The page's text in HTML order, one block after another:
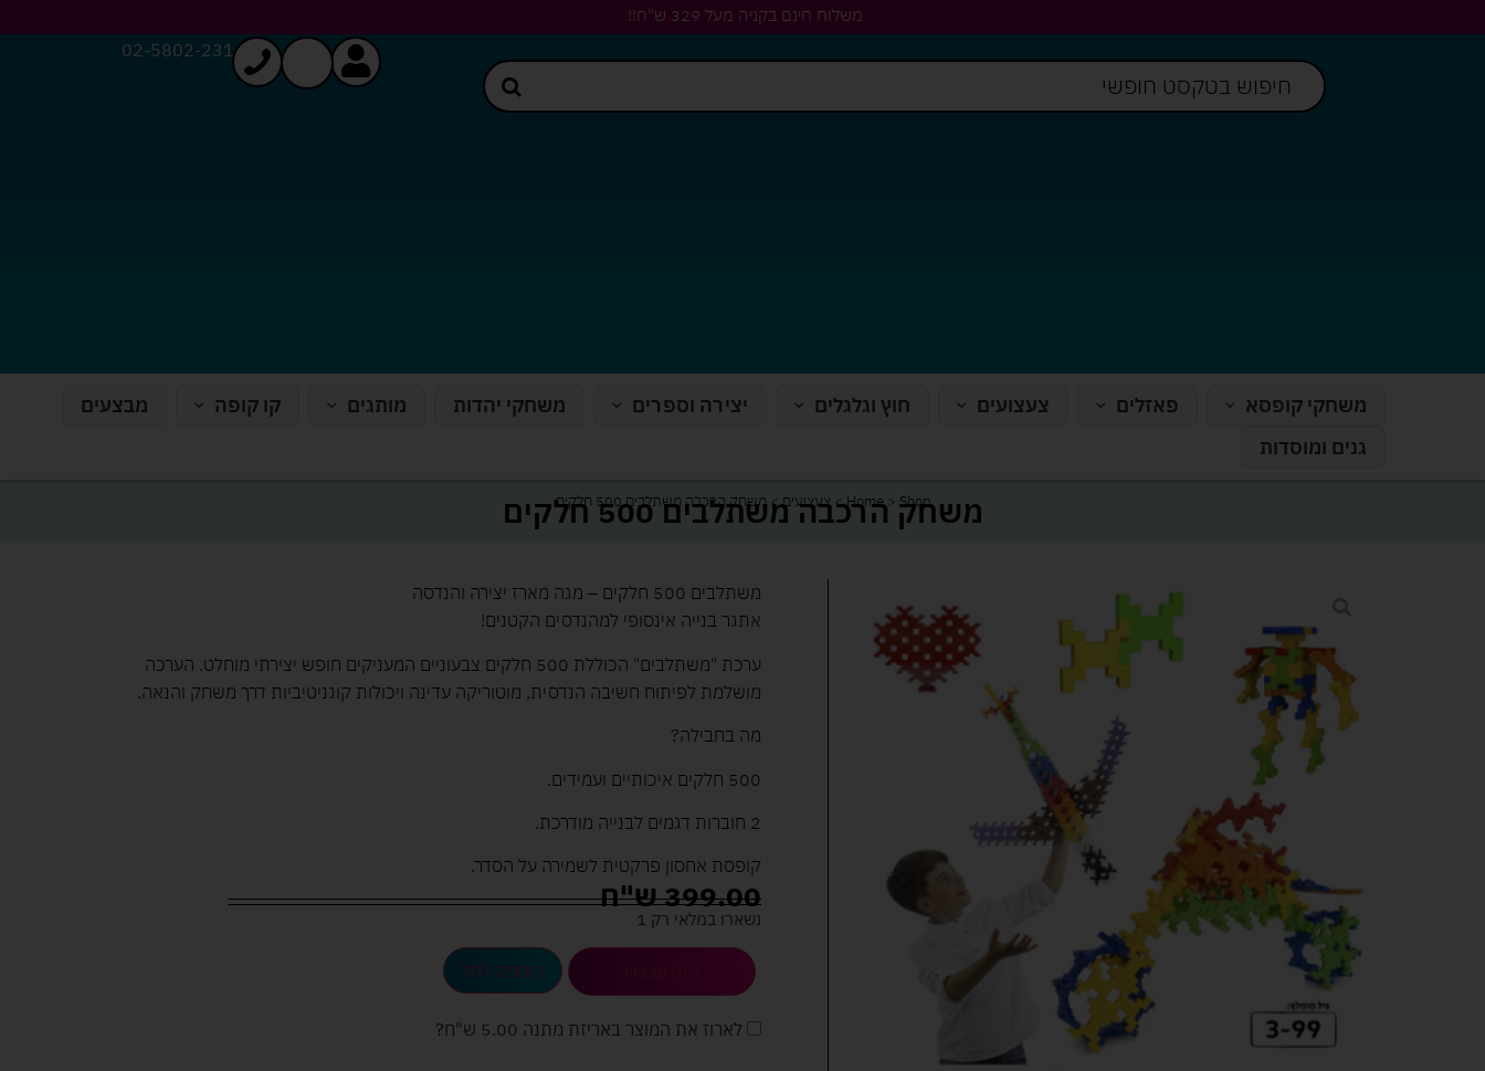
משלוח חינם בקניה מעל 329 ש"ח!!
02-5802-231
משחקי קופסא פאזלים צעצועים חוץ וגלגלים יצירה וספרים משחקי יהדות מותגים קו קופה
מבצעים
גנים ומוסדות
Home> Shop
>צעצועים>משחק הרכבה משתלבים 500 חלקים
משחק הרכבה משתלבים 500 חלקים
משתלבים 500 חלקים – מגה מארז יצירה והנדסה
אתגר בנייה אינסופי למהנדסים הקטנים!
ערכת "משתלבים" הכוללת 500 חלקים צבעוניים המעניקים חופש יצירתי מוחלט. הערכה
מושלמת לפיתוח חשיבה הנדסית, מוטוריקה עדינה ויכולות קוגניטיביות דרך משחק והנאה.
מה בחבילה?
500 חלקים איכותיים ועמידים.
2 חוברות דגמים לבנייה מודרכת.
קופסת אחסון פרקטית לשמירה על הסדר.
399.00ש"ח
נשארו במלאי רק 1
הוספה לסל
לארוז את המוצר באריזת מתנה 5.00 ש"ח ?